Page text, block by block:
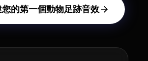
的第一個動物足跡音效